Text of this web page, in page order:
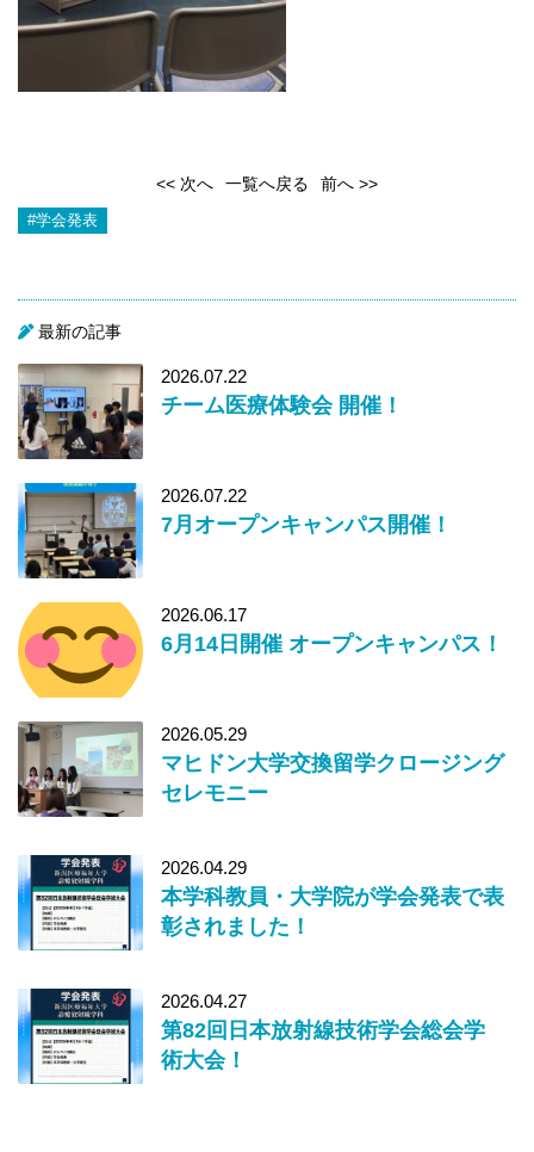
<< 次へ 一覧へ戻る 前へ >>
#学会発表
最新の記事
2026.07.22
チーム医療体験会 開催！
2026.07.22
7月オープンキャンパス開催！
2026.06.17
6月14日開催 オープンキャンパス！
2026.05.29
マヒドン大学交換留学クロージング
セレモニー
2026.04.29
本学科教員・大学院が学会発表で表
彰されました！
2026.04.27
第82回日本放射線技術学会総会学
術大会！